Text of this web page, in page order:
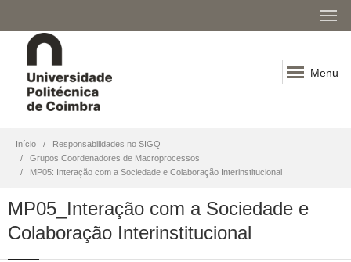
Menu
Início
Responsabilidades no SIGQ
Grupos Coordenadores de Macroprocessos
MP05: Interação com a Sociedade e Colaboração Interinstitucional
MP05_Interação com a Sociedade e
Colaboração Interinstitucional